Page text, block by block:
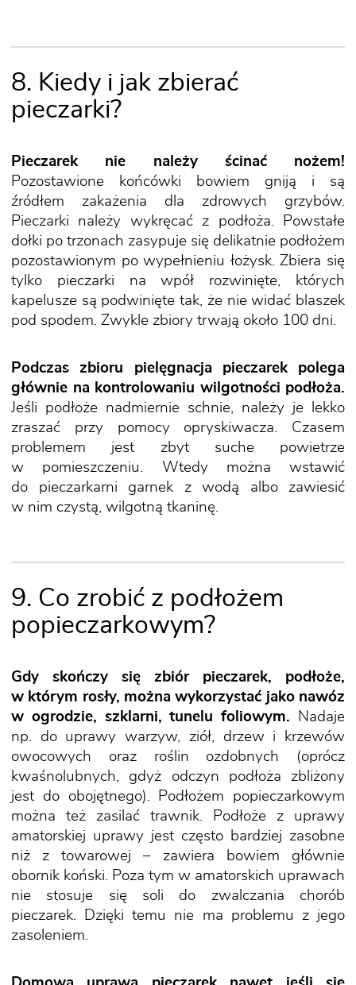
8. Kiedy i jak zbierać
pieczarki?
Pieczarek nie należy ścinać nożem!
Pozostawione końcówki bowiem gniją i są
źródłem zakażenia dla zdrowych grzybów.
Pieczarki należy wykręcać z podłoża. Powstałe
dołki po trzonach zasypuje się delikatnie podłożem
pozostawionym po wypełnieniu łożysk. Zbiera się
tylko pieczarki na wpół rozwinięte, których
kapelusze są podwinięte tak, że nie widać blaszek
pod spodem. Zwykle zbiory trwają około 100 dni.
Podczas zbioru pielęgnacja pieczarek polega
głównie na kontrolowaniu wilgotności podłoża.
Jeśli podłoże nadmiernie schnie, należy je lekko
zraszać przy pomocy opryskiwacza. Czasem
problemem jest zbyt suche powietrze
w pomieszczeniu. Wtedy można wstawić
do pieczarkarni garnek z wodą albo zawiesić
w nim czystą, wilgotną tkaninę.
9. Co zrobić z podłożem
popieczarkowym?
Gdy skończy się zbiór pieczarek, podłoże,
w którym rosły, można wykorzystać jako nawóz
w ogrodzie, szklarni, tunelu foliowym. Nadaje
np. do uprawy warzyw, ziół, drzew i krzewów
owocowych oraz roślin ozdobnych (oprócz
kwaśnolubnych, gdyż odczyn podłoża zbliżony
jest do obojętnego). Podłożem popieczarkowym
można też zasilać trawnik. Podłoże z uprawy
amatorskiej uprawy jest często bardziej zasobne
niż z towarowej – zawiera bowiem głównie
obornik koński. Poza tym w amatorskich uprawach
nie stosuje się soli do zwalczania chorób
pieczarek. Dzięki temu nie ma problemu z jego
zasoleniem.